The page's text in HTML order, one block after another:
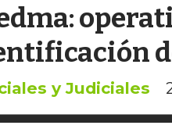
y Judiciales